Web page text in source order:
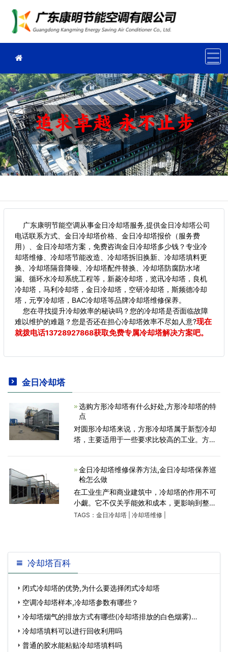
广东康明节能空调从事金日冷却塔服务,提供金日冷却塔公司
电话联系方式、金日冷却塔价格、金日冷却塔报价（服务费
用）、金日冷却塔方案，免费咨询金日冷却塔多少钱？专业冷
却塔维修、冷却塔节能改造、冷却塔拆旧换新、冷却塔填料更
换、冷却塔隔音降噪、冷却塔配件替换、冷却塔防腐防水堵
漏、循环水冷却系统工程等，新菱冷却塔，览讯冷却塔，良机
冷却塔，马利冷却塔，金日冷却塔，空研冷却塔，斯频德冷却
塔，元亨冷却塔，BAC冷却塔等品牌冷却塔维修保养。
您在寻找提升冷却效率的秘诀吗？您的冷却塔是否面临故障
难以维护的难题？您是否还在担心冷却塔效率不尽如人意?现在
就拨电话13728927868获取免费专属冷却塔解决方案吧。
金日冷却塔
选购方形冷却塔有什么好处,方形冷却塔的特
点
对圆形冷却塔来说，方形冷却塔属于新型冷却
塔，主要适用于一些要求比较高的工业。方形
开，不像圆形冷却塔一样
金日冷却塔维修保养方法,金日冷却塔保养巡
检怎么做
在工业生产和商业建筑中，冷却塔的作用不可
小觑。它不仅关乎能效和成本，更影响到整个
系统的稳定性。马利冷却塔作为其中的佼佼
TAGS： 金日冷却塔| 冷却塔维修|
冷却塔百科
闭式冷却塔的优势,为什么要选择闭式冷却塔
空调冷却塔样本,冷却塔参数有哪些？
冷却塔烟气的排放方式有哪些(冷却塔排放的白色烟雾)…
冷却塔填料可以进行回收利用吗
普通的胶水能粘贴冷却塔填料吗